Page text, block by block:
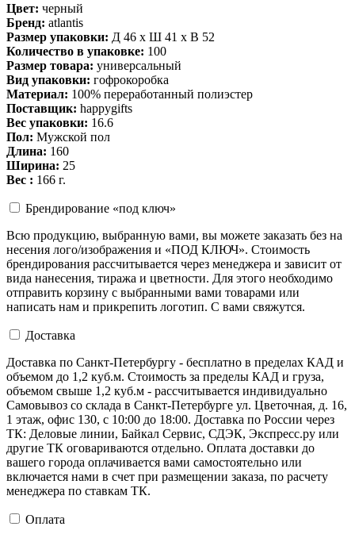
Цвет: черный
Бренд: atlantis
Размер упаковки: Д 46 x Ш 41 x В 52
Количество в упаковке: 100
Размер товара: универсальный
Вид упаковки: гофрокоробка
Материал: 100% переработанный полиэстер
Поставщик: happygifts
Вес упаковки: 16.6
Пол: Мужской пол
Длина: 160
Ширина: 25
Вес : 166 г.
Брендирование «под ключ»
Всю продукцию, выбранную вами, вы можете заказать без на
несения лого/изображения и «ПОД КЛЮЧ». Стоимость
брендирования рассчитывается через менеджера и зависит от
вида нанесения, тиража и цветности. Для этого необходимо
отправить корзину с выбранными вами товарами или
написать нам и прикрепить логотип. С вами свяжутся.
Доставка
Доставка по Санкт-Петербургу - бесплатно в пределах КАД и
объемом до 1,2 куб.м. Стоимость за пределы КАД и груза,
объемом свыше 1,2 куб.м - рассчитывается индивидуально
Самовывоз со склада в Санкт-Петербурге ул. Цветочная, д. 16,
1 этаж, офис 130, с 10:00 до 18:00. Доставка по России через
ТК: Деловые линии, Байкал Сервис, СДЭК, Экспресс.ру или
другие ТК оговариваются отдельно. Оплата доставки до
вашего города оплачивается вами самостоятельно или
включается нами в счет при размещении заказа, по расчету
менеджера по ставкам ТК.
Оплата